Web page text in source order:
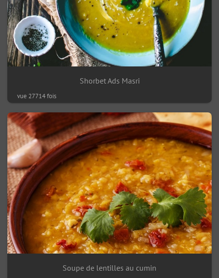
Shorbet Ads Masri
vue 27714 fois
Soupe de lentilles au cumin